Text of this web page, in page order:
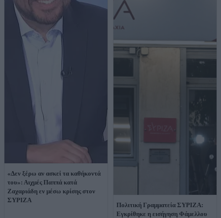
«Δεν ξέρω αν ασκεί τα καθήκοντά
του»: Αιχμές Παππά κατά
Ζαχαριάδη εν μέσω κρίσης στον
ΣΥΡΙΖΑ
Πολιτική Γραμματεία ΣΥΡΙΖΑ:
Εγκρίθηκε η εισήγηση Φάμελλου